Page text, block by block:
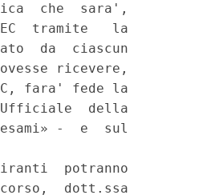
che  sara',
tramite   la
da  ciascun
ricevere,
fara' fede la
Ufficiale  della
-  e  sul
potranno
dott.ssa